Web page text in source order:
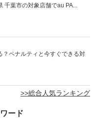
千葉市の対象店舗でau PA...
？ペナルティと今すぐできる対
>>総合人気ランキング
ード